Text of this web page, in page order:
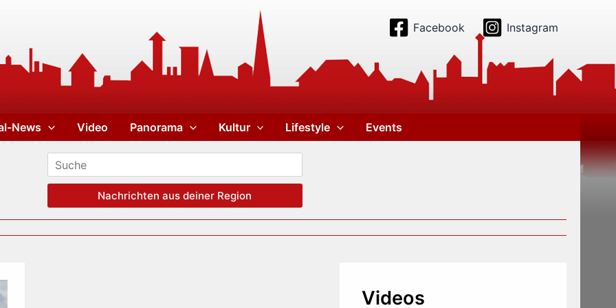
Facebook Instagram
News Video Panorama Kultur Lifestyle Events
Nachrichten aus deiner Region
Videos